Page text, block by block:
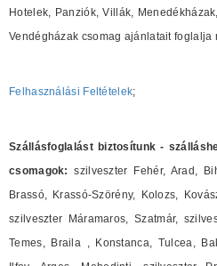
Hotelek, Panziók, Villák,
Vendégházak csomag ajánlatait foglalja
Felhasználási Feltételek;
Szállásfoglalást biztosítunk -
csomagok: szilveszter Fehér, Arad,
Brassó, Krassó-Szörény, Kolozs,
szilveszter Máramaros, Szatmár,
Temes, Braila , Konstanca, Tulcea,